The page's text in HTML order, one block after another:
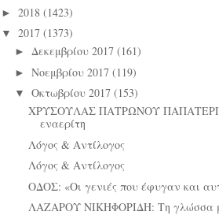
► 2018 (1423)
▼ 2017 (1373)
► Δεκεμβρίου 2017 (161)
► Νοεμβρίου 2017 (119)
▼ Οκτωβρίου 2017 (153)
ΧΡΥΣΟΥΛΑΣ ΠΑΤΡΩΝΟΥ
εναερίτη
Λόγος & Αντίλογος
Λόγος & Αντίλογος
ΟΔΟΣ: «Οι γενιές που έφυγαν και
ΛΑΖΑΡΟΥ ΝΙΚΗΦΟΡΙΔΗ: Τη γλώσσα